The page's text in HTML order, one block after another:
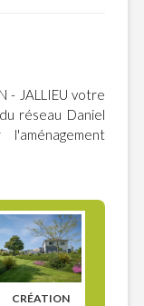
- JALLIEU votre
réseau Daniel
CRÉATION